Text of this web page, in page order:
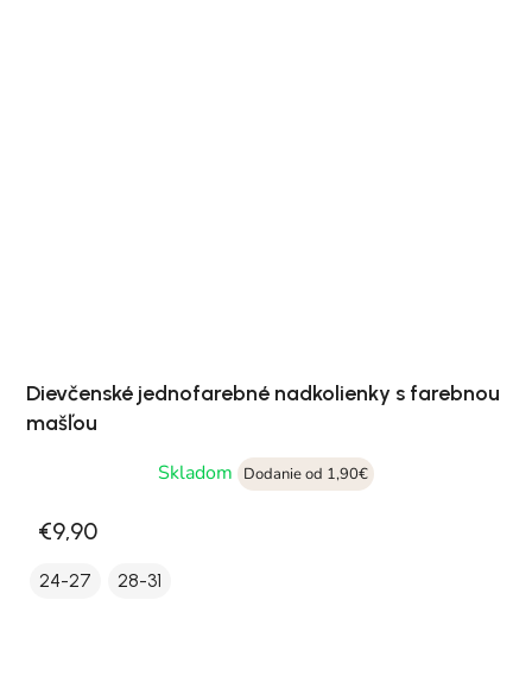
Dievčenské jednofarebné nadkolienky s farebnou
mašľou
Skladom
Dodanie od 1,90€
€9,90
24-27 28-31